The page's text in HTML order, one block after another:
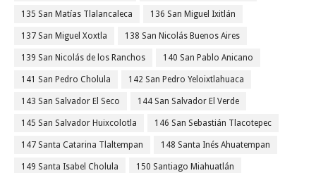
135 San Matías Tlalancaleca 136 San Miguel Ixitlán
137 San Miguel Xoxtla 138 San Nicolás Buenos Aires
139 San Nicolás de los Ranchos 140 San Pablo Anicano
141 San Pedro Cholula 142 San Pedro Yeloixtlahuaca
143 San Salvador El Seco 144 San Salvador El Verde
145 San Salvador Huixcolotla 146 San Sebastián Tlacotepec
147 Santa Catarina Tlaltempan 148 Santa Inés Ahuatempan
149 Santa Isabel Cholula 150 Santiago Miahuatlán